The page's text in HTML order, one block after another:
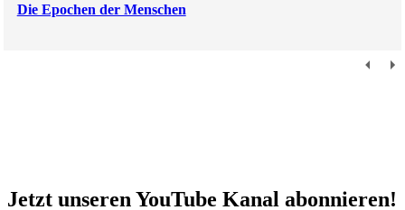
Die Epochen der Menschen
Jetzt unseren YouTube Kanal abonnieren!